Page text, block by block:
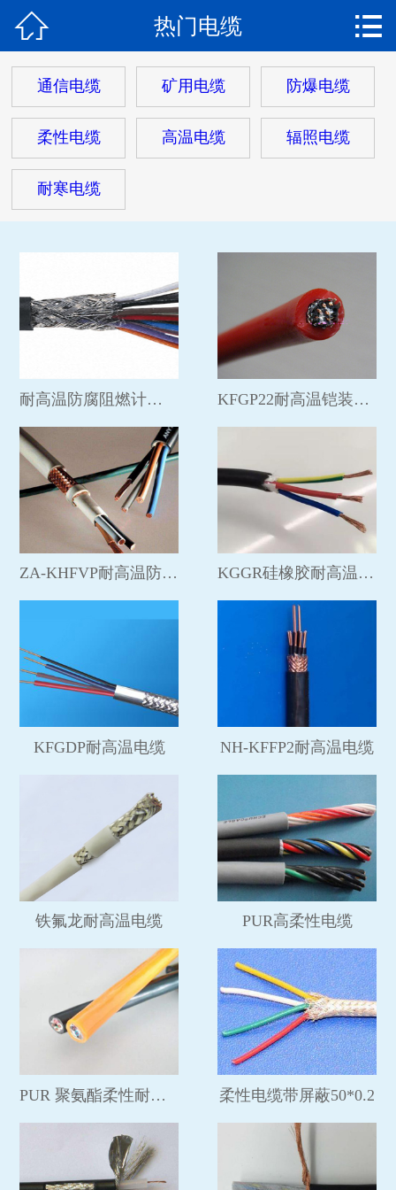
关于我们
产品中心
热门电缆
新闻动态
在线留言
联系我们
 热门电缆 
通信电缆 矿用电缆 防爆电缆
柔性电缆 高温电缆 辐照电缆
耐寒电缆
耐高温防腐阻燃计算机电缆 KFGP22耐高温铠装控制电缆
ZA-KHFVP耐高温防腐屏蔽电缆 KGGR硅橡胶耐高温电缆
KFGDP耐高温电缆 NH-KFFP2耐高温电缆
铁氟龙耐高温电缆 PUR高柔性电缆
PUR 聚氨酯柔性耐磨电缆 柔性电缆带屏蔽50*0.2